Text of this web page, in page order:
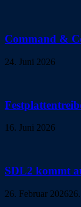
Command &
24. Juni 2026
16. Juni 2026
SDL2 kommt
26. Februar 2026